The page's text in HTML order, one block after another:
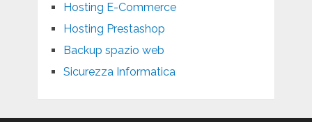
Hosting E-Commerce
Hosting Prestashop
Backup spazio web
Sicurezza Informatica